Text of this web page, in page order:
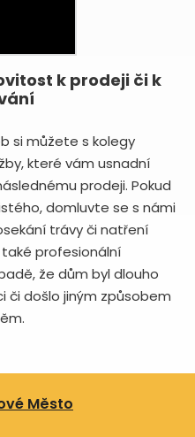
k prodeji či k
si můžete s kolegy
které vám usnadní
prodeji. Pokud
domluvte se s námi
trávy či natření
profesionální
že dům byl dlouho
či došlo jiným způsobem
Město